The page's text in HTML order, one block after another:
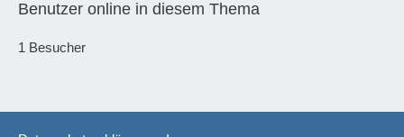
Benutzer online in diesem Thema
1 Besucher